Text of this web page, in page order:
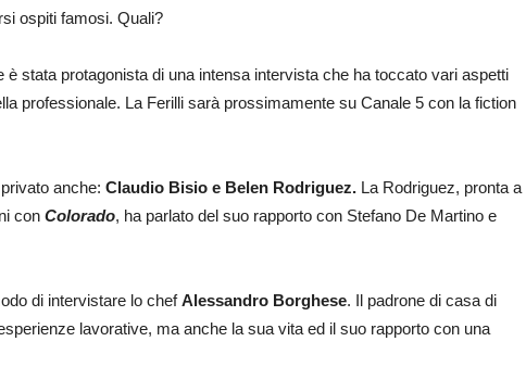
ospiti famosi. Quali?
è stata protagonista di una intensa intervista che ha toccato vari aspetti
professionale. La Ferilli sarà prossimamente su Canale 5 con la fiction
anche: Claudio Bisio e Belen Rodriguez. La Rodriguez, pronta a
con Colorado, ha parlato del suo rapporto con Stefano De Martino e
di intervistare lo chefAlessandro Borghese. Il padrone di casa di
lavorative, ma anche la sua vita ed il suo rapporto con una